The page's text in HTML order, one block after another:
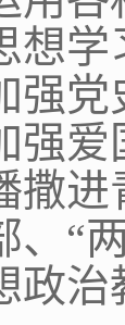
想
强
强
撒进
、“
政治